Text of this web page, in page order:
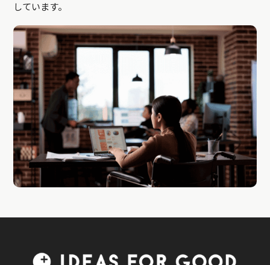
しています。